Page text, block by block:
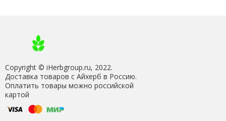
Copyright © iHerbgroup.ru, 2022.
Доставка товаров с Айхерб в Россию.
Оплатить товары можно российской
картой